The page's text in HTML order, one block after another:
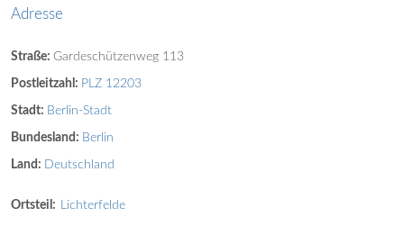
Adresse
Straße: Gardeschützenweg 113
Postleitzahl: PLZ 12203
Stadt: Berlin-Stadt
Bundesland: Berlin
Land: Deutschland
Ortsteil: Lichterfelde